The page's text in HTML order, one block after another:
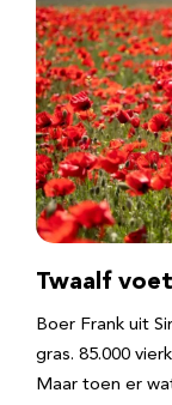
Twaalf
Boer Frank uit
gras. 85.000
Maar toen er